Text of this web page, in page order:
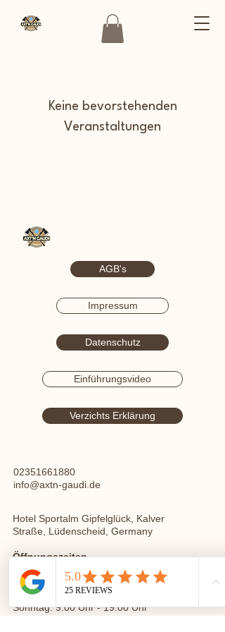
Keine bevorstehenden
Veranstaltungen
AGB's
Impressum
Datenschutz
Einführungsvideo
Verzichts Erklärung
02351661880
info@axtn-gaudi.de
Hotel Sportalm Gipfelglück, Kalver
Straße, Lüdenscheid, Germany
Öffnungszeiten
Montag bis Freitag
10:00 – 22:00 Uhr
Samstag: 10:00 Uhr - 23:00 Uhr
Sonntag: 9:00 Uhr - 19:00 Uhr